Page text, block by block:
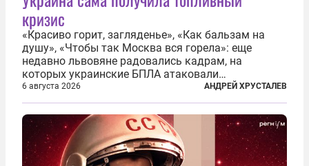
кризис
«Красиво горит, загляденье», «Как бальзам на
душу», «Чтобы так Москва вся горела»: еще
недавно львовяне радовались кадрам, на
которых украинские БПЛА атаковали
нефтеперерабатывающие предприятия России. В
скором времени оказалось, что в «эту игру можно
играть вдвоем» — российские дроны только за...
6 августа 2026 АНДРЕЙ ХРУСТАЛЕВ